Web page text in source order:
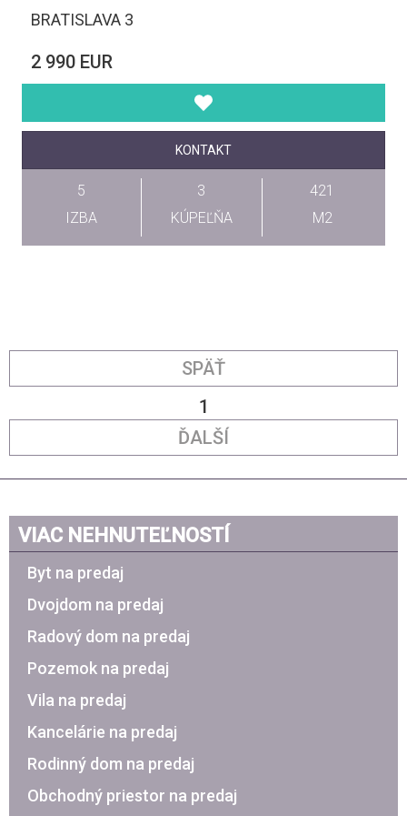
BRATISLAVA 3
2 990 EUR
KONTAKT
5
IZBA
3
KÚPEĽŇA
421
M2
SPÄŤ
1
ĎALŠÍ
VIAC NEHNUTEĽNOSTÍ
Byt na predaj
Dvojdom na predaj
Radový dom na predaj
Pozemok na predaj
Vila na predaj
Kancelárie na predaj
Rodinný dom na predaj
Obchodný priestor na predaj